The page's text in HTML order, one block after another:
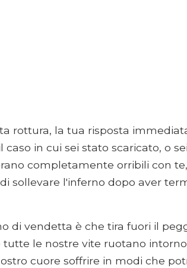
rottura, la tua risposta
in cui sei stato scaricato, o
completamente orribili con
sollevare l'inferno dopo aver
di vendetta è che tira fuori il
tutte le nostre vite ruotano
cuore soffrire in modi che